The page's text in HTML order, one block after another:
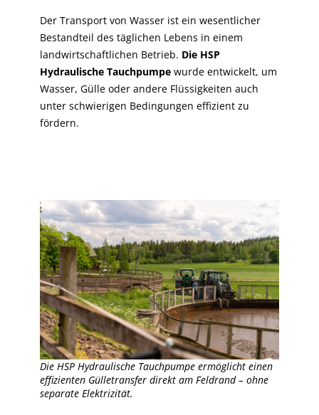
Der Transport von Wasser ist ein wesentlicher
Bestandteil des täglichen Lebens in einem
landwirtschaftlichen Betrieb. Die HSP
Hydraulische Tauchpumpe wurde entwickelt, um
Wasser, Gülle oder andere Flüssigkeiten auch
unter schwierigen Bedingungen effizient zu
fördern.
Die HSP Hydraulische Tauchpumpe ermöglicht einen
effizienten Gülletransfer direkt am Feldrand – ohne
separate Elektrizität.